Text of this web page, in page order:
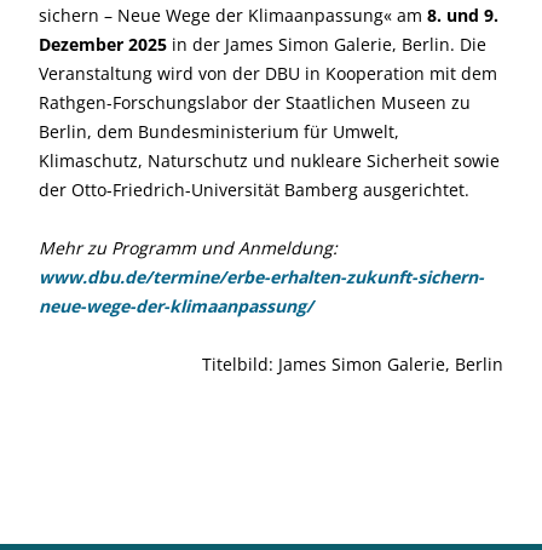
sichern – Neue Wege der Klimaanpassung« am 8. und 9.
Dezember 2025 in der James Simon Galerie, Berlin. Die
Veranstaltung wird von der DBU in Kooperation mit dem
Rathgen-Forschungslabor der Staatlichen Museen zu
Berlin, dem Bundesministerium für Umwelt,
Klimaschutz, Naturschutz und nukleare Sicherheit sowie
der Otto-Friedrich-Universität Bamberg ausgerichtet.
Mehr zu Programm und Anmeldung:
www.dbu.de/termine/erbe-erhalten-zukunft-sichern-
neue-wege-der-klimaanpassung/
Titelbild: James Simon Galerie, Berlin